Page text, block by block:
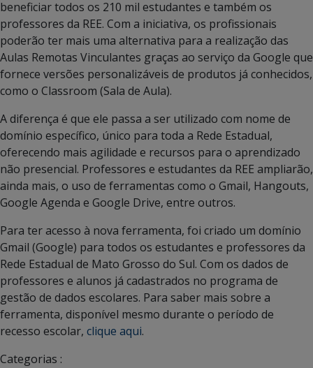
beneficiar todos os 210 mil estudantes e também os
professores da REE. Com a iniciativa, os profissionais
poderão ter mais uma alternativa para a realização das
Aulas Remotas Vinculantes graças ao serviço da Google que
fornece versões personalizáveis de produtos já conhecidos,
como o Classroom (Sala de Aula).
A diferença é que ele passa a ser utilizado com nome de
domínio específico, único para toda a Rede Estadual,
oferecendo mais agilidade e recursos para o aprendizado
não presencial. Professores e estudantes da REE ampliarão,
ainda mais, o uso de ferramentas como o Gmail, Hangouts,
Google Agenda e Google Drive, entre outros.
Para ter acesso à nova ferramenta, foi criado um domínio
Gmail (Google) para todos os estudantes e professores da
Rede Estadual de Mato Grosso do Sul. Com os dados de
professores e alunos já cadastrados no programa de
gestão de dados escolares. Para saber mais sobre a
ferramenta, disponível mesmo durante o período de
recesso escolar, clique aqui.
Categorias :